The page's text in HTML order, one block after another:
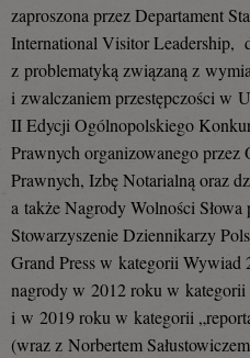
Facebooku
zaproszona przez Departament
International Visitor Leadership,
z problematyką związaną z
i zwalczaniem przestępczości w
II Edycji Ogólnopolskiego
Prawnych organizowanego przez
Prawnych, Izbę Notarialną oraz
a także Nagrody Wolności Słowa
Stowarzyszenie Dziennikarzy
Grand Press w kategorii Wywiad
nagrody w 2012 roku w kategorii
i w 2019 roku w kategorii
(wraz z Norbertem